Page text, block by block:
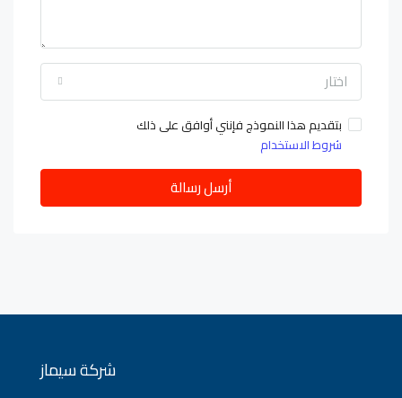
اختار
بتقديم هذا النموذج فإنني أوافق على ذلك
شروط الاستخدام
أرسل رسالة
شركة سيماز